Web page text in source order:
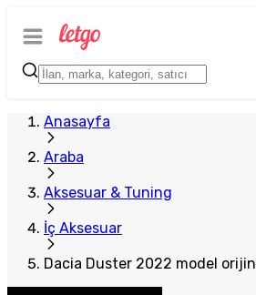
Anasayfa
Araba
Aksesuar & Tuning
İç Aksesuar
Dacia Duster 2022 model